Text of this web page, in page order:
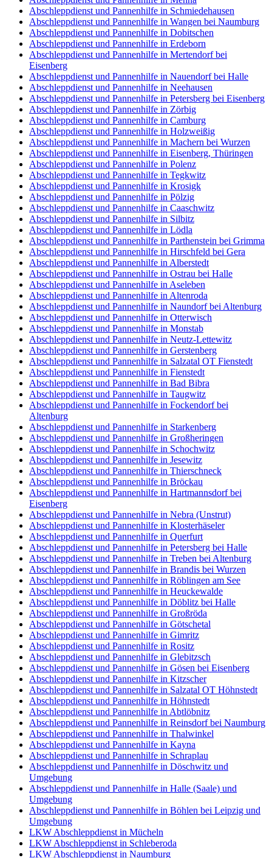
Abschleppdienst und Pannenhilfe in Schmiedehausen
Abschleppdienst und Pannenhilfe in Wangen bei Naumburg
Abschleppdienst und Pannenhilfe in Dobitschen
Abschleppdienst und Pannenhilfe in Erdeborn
Abschleppdienst und Pannenhilfe in Mertendorf bei
Eisenberg
Abschleppdienst und Pannenhilfe in Nauendorf bei Halle
Abschleppdienst und Pannenhilfe in Neehausen
Abschleppdienst und Pannenhilfe in Petersberg bei Eisenberg
Abschleppdienst und Pannenhilfe in Zörbig
Abschleppdienst und Pannenhilfe in Camburg
Abschleppdienst und Pannenhilfe in Holzweißig
Abschleppdienst und Pannenhilfe in Machern bei Wurzen
Abschleppdienst und Pannenhilfe in Eisenberg, Thüringen
Abschleppdienst und Pannenhilfe in Polenz
Abschleppdienst und Pannenhilfe in Tegkwitz
Abschleppdienst und Pannenhilfe in Krosigk
Abschleppdienst und Pannenhilfe in Pölzig
Abschleppdienst und Pannenhilfe in Caaschwitz
Abschleppdienst und Pannenhilfe in Silbitz
Abschleppdienst und Pannenhilfe in Lödla
Abschleppdienst und Pannenhilfe in Parthenstein bei Grimma
Abschleppdienst und Pannenhilfe in Hirschfeld bei Gera
Abschleppdienst und Pannenhilfe in Alberstedt
Abschleppdienst und Pannenhilfe in Ostrau bei Halle
Abschleppdienst und Pannenhilfe in Aseleben
Abschleppdienst und Pannenhilfe in Altenroda
Abschleppdienst und Pannenhilfe in Naundorf bei Altenburg
Abschleppdienst und Pannenhilfe in Otterwisch
Abschleppdienst und Pannenhilfe in Monstab
Abschleppdienst und Pannenhilfe in Neutz-Lettewitz
Abschleppdienst und Pannenhilfe in Gerstenberg
Abschleppdienst und Pannenhilfe in Salzatal OT Fienstedt
Abschleppdienst und Pannenhilfe in Fienstedt
Abschleppdienst und Pannenhilfe in Bad Bibra
Abschleppdienst und Pannenhilfe in Taugwitz
Abschleppdienst und Pannenhilfe in Fockendorf bei
Altenburg
Abschleppdienst und Pannenhilfe in Starkenberg
Abschleppdienst und Pannenhilfe in Großheringen
Abschleppdienst und Pannenhilfe in Schochwitz
Abschleppdienst und Pannenhilfe in Jesewitz
Abschleppdienst und Pannenhilfe in Thierschneck
Abschleppdienst und Pannenhilfe in Bröckau
Abschleppdienst und Pannenhilfe in Hartmannsdorf bei
Eisenberg
Abschleppdienst und Pannenhilfe in Nebra (Unstrut)
Abschleppdienst und Pannenhilfe in Klosterhäseler
Abschleppdienst und Pannenhilfe in Querfurt
Abschleppdienst und Pannenhilfe in Petersberg bei Halle
Abschleppdienst und Pannenhilfe in Treben bei Altenburg
Abschleppdienst und Pannenhilfe in Brandis bei Wurzen
Abschleppdienst und Pannenhilfe in Röblingen am See
Abschleppdienst und Pannenhilfe in Heuckewalde
Abschleppdienst und Pannenhilfe in Döblitz bei Halle
Abschleppdienst und Pannenhilfe in Großröda
Abschleppdienst und Pannenhilfe in Götschetal
Abschleppdienst und Pannenhilfe in Gimritz
Abschleppdienst und Pannenhilfe in Rositz
Abschleppdienst und Pannenhilfe in Glebitzsch
Abschleppdienst und Pannenhilfe in Gösen bei Eisenberg
Abschleppdienst und Pannenhilfe in Kitzscher
Abschleppdienst und Pannenhilfe in Salzatal OT Höhnstedt
Abschleppdienst und Pannenhilfe in Höhnstedt
Abschleppdienst und Pannenhilfe in Abtlöbnitz
Abschleppdienst und Pannenhilfe in Reinsdorf bei Naumburg
Abschleppdienst und Pannenhilfe in Thalwinkel
Abschleppdienst und Pannenhilfe in Kayna
Abschleppdienst und Pannenhilfe in Schraplau
Abschleppdienst und Pannenhilfe in Döschwitz und
Umgebung
Abschleppdienst und Pannenhilfe in Halle (Saale) und
Umgebung
Abschleppdienst und Pannenhilfe in Böhlen bei Leipzig und
Umgebung
LKW Abschleppdienst in Mücheln
LKW Abschleppdienst in Schleberoda
LKW Abschleppdienst in Naumburg